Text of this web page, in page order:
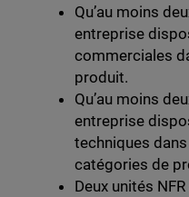
Qu’au moins
entreprise
commerciales
produit.
Qu’au moins
entreprise
techniques
catégories de
Deux unités